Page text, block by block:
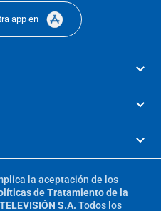
app en
la aceptación de los
de Tratamiento de la
S.A. Todos los